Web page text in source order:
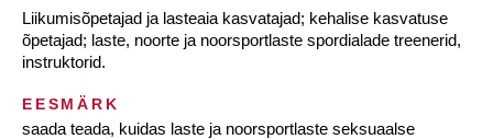
Liikumisõpetajad ja lasteaia kasvatajad; kehalise kasvatuse
õpetajad; laste, noorte ja noorsportlaste spordialade treenerid,
instruktorid.
EESMÄRK
saada teada, kuidas laste ja noorsportlaste seksuaalse